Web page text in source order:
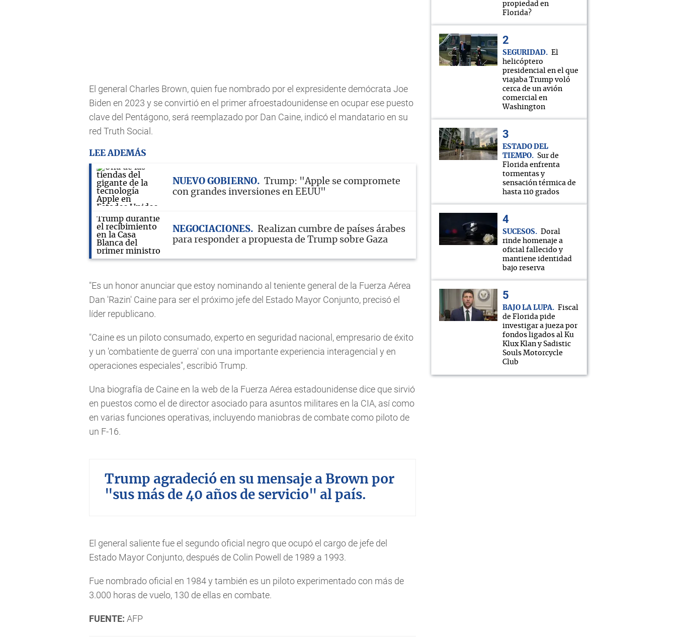
El general Charles Brown, quien fue nombrado por el expresidente demócrata Joe
Biden en 2023 y se convirtió en el primer afroestadounidense en ocupar ese puesto
clave del Pentágono, será reemplazado por Dan Caine, indicó el mandatario en su
red Truth Social.
LEE ADEMÁS
NUEVO GOBIERNO
Trump: "Apple se compromete
con grandes inversiones en EEUU"
NEGOCIACIONES
Realizan cumbre de países árabes
para responder a propuesta de Trump sobre Gaza
"Es un honor anunciar que estoy nominando al teniente general de la Fuerza Aérea
Dan 'Razin' Caine para ser el próximo jefe del Estado Mayor Conjunto, precisó el
líder republicano.
"Caine es un piloto consumado, experto en seguridad nacional, empresario de éxito
y un 'combatiente de guerra' con una importante experiencia interagencial y en
operaciones especiales", escribió Trump.
Una biografía de Caine en la web de la Fuerza Aérea estadounidense dice que sirvió
en puestos como el de director asociado para asuntos militares en la CIA, así como
en varias funciones operativas, incluyendo maniobras de combate como piloto de
un F-16.
Trump agradeció en su mensaje a Brown por
"sus más de 40 años de servicio" al país.
El general saliente fue el segundo oficial negro que ocupó el cargo de jefe del
Estado Mayor Conjunto, después de Colin Powell de 1989 a 1993.
Fue nombrado oficial en 1984 y también es un piloto experimentado con más de
3.000 horas de vuelo, 130 de ellas en combate.
FUENTE: AFP
propiedad en
Florida?
SEGURIDAD
El
helicóptero
presidencial en el que
viajaba Trump voló
cerca de un avión
comercial en
Washington
ESTADO DEL
TIEMPO
Sur de
Florida enfrenta
tormentas y
sensación térmica de
hasta 110 grados
SUCESOS
Doral
rinde homenaje a
oficial fallecido y
mantiene identidad
bajo reserva
BAJO LA LUPA
Fiscal
de Florida pide
investigar a jueza por
fondos ligados al Ku
Klux Klan y Sadistic
Souls Motorcycle
Club